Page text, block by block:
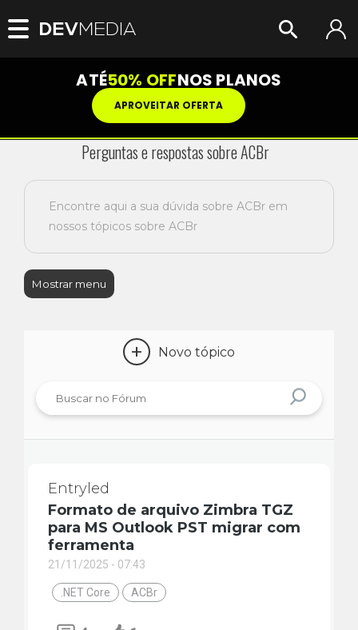
ATÉ50% OFFNOS PLANOS
APROVEITAR OFERTA
Perguntas e respostas sobre ACBr
Encontre aqui a sua dúvida sobre ACBr em
nossos tópicos sobre ACBr
Mostrar menu
+ Novo tópico
Entryled
Formato de arquivo Zimbra TGZ
para MS Outlook PST migrar com
ferramenta
21/11/2025 - 07:43
.NET Core ACBr